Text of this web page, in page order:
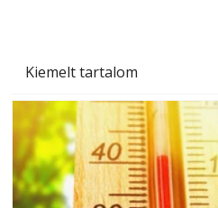
Kiemelt tartalom